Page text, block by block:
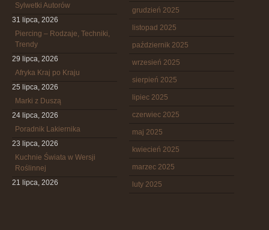
Sylwetki Autorów
31 lipca, 2026
Piercing – Rodzaje, Techniki,
Trendy
29 lipca, 2026
Afryka Kraj po Kraju
25 lipca, 2026
Marki z Duszą
24 lipca, 2026
Poradnik Lakiernika
23 lipca, 2026
Kuchnie Świata w Wersji
Roślinnej
21 lipca, 2026
grudzień 2025
listopad 2025
październik 2025
wrzesień 2025
sierpień 2025
lipiec 2025
czerwiec 2025
maj 2025
kwiecień 2025
marzec 2025
luty 2025